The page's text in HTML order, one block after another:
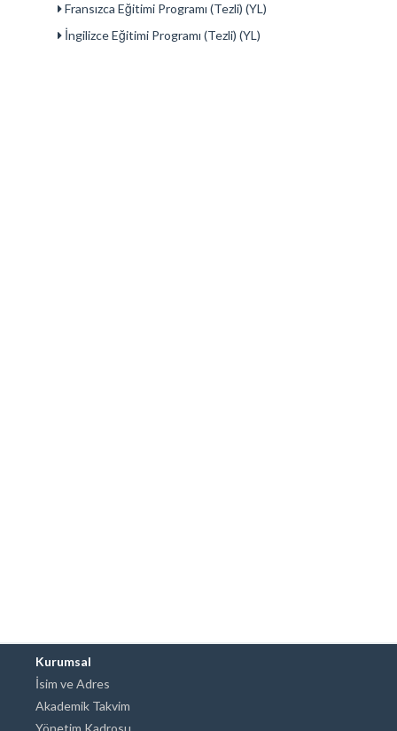
Fransızca Eğitimi Programı (Tezli) (YL)
İngilizce Eğitimi Programı (Tezli) (YL)
Kurumsal
İsim ve Adres
Akademik Takvim
Yönetim Kadrosu